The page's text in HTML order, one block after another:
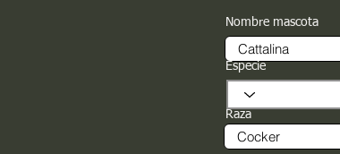
Nombre mascota
Especie
Raza